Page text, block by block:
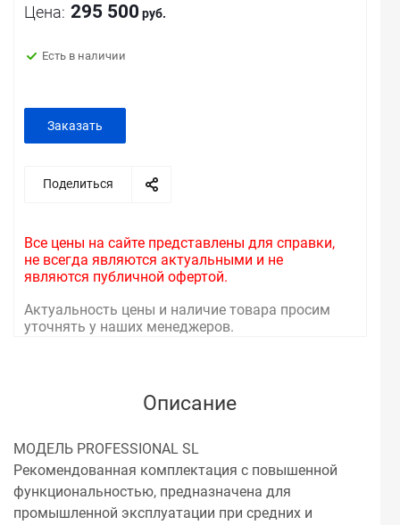
Цена: 295 500 руб.
Есть в наличии
Заказать
Поделиться
Все цены на сайте представлены для справки,
не всегда являются актуальными и не
являются публичной офертой.
Актуальность цены и наличие товара просим
уточнять у наших менеджеров.
Описание
МОДЕЛЬ PROFESSIONAL SL
Рекомендованная комплектация с повышенной
функциональностью, предназначена для
промышленной эксплуатации при средних и